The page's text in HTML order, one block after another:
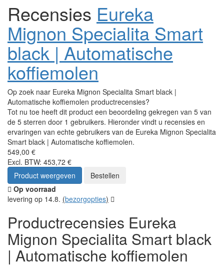
Recensies Eureka
Mignon Specialita Smart
black | Automatische
koffiemolen
Op zoek naar Eureka Mignon Specialita Smart black |
Automatische koffiemolen productrecensies?
Tot nu toe heeft dit product een beoordeling gekregen van 5 van
de 5 sterren door 1 gebruikers. Hieronder vindt u recensies en
ervaringen van echte gebruikers van de Eureka Mignon Specialita
Smart black | Automatische koffiemolen.
549,00 €
Excl. BTW: 453,72 €
Product weergeven
Bestellen
Op voorraad
levering op 14.8. (bezorgopties)
Productrecensies Eureka
Mignon Specialita Smart black
| Automatische koffiemolen